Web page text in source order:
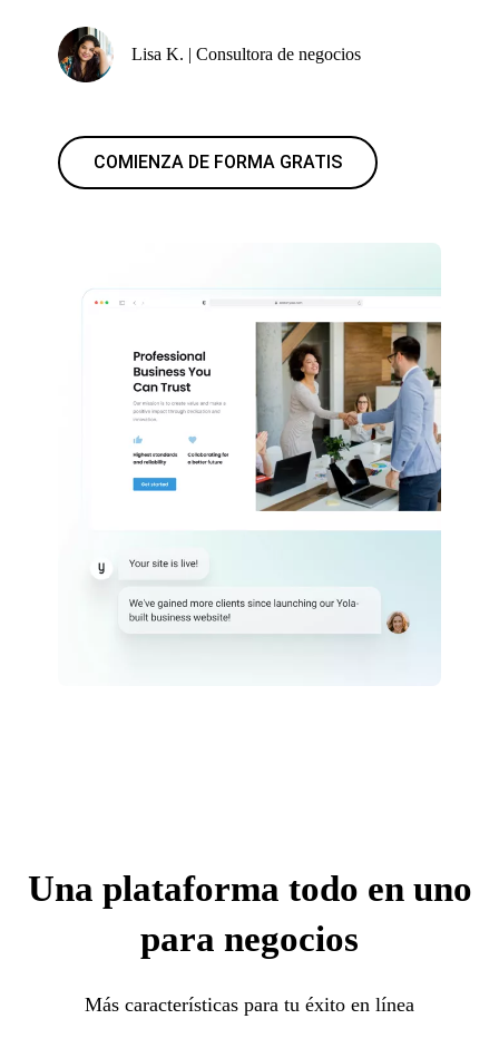
Lisa K. | Consultora de negocios
COMIENZA DE FORMA GRATIS
Una plataforma todo en uno
para negocios
Más características para tu éxito en línea